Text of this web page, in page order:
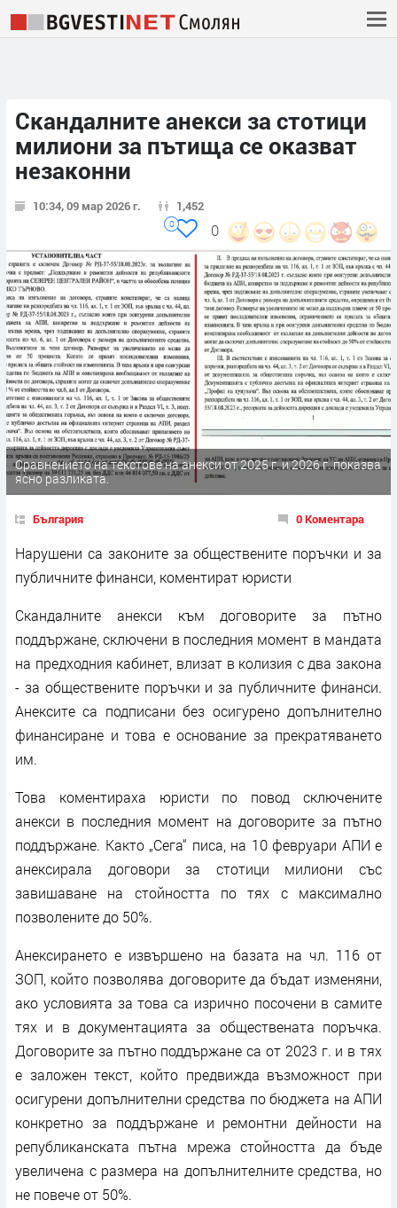
Скандалните анекси за стотици
милиони за пътища се оказват
незаконни
10:34, 09 мар 2026 г. 1,452
0
0
Сравнението на текстове на анекси от 2025 г. и 2026 г. показва
ясно разликата.
България 0 Коментара
Нарушени са законите за обществените поръчки и за
публичните финанси, коментират юристи
Скандалните анекси към договорите за пътно
поддържане, сключени в последния момент в мандата
на предходния кабинет, влизат в колизия с два закона
- за обществените поръчки и за публичните финанси.
Анексите са подписани без осигурено допълнително
финансиране и това е основание за прекратяването
им.
Това коментираха юристи по повод сключените
анекси в последния момент на договорите за пътно
поддържане. Както „Сега“ писа, на 10 февруари АПИ е
анексирала договори за стотици милиони със
завишаване на стойността по тях с максимално
позволените до 50%.
Анексирането е извършено на базата на чл. 116 от
ЗОП, който позволява договорите да бъдат изменяни,
ако условията за това са изрично посочени в самите
тях и в документацията за обществената поръчка.
Договорите за пътно поддържане са от 2023 г. и в тях
е заложен текст, който предвижда възможност при
осигурени допълнителни средства по бюджета на АПИ
конкретно за поддържане и ремонтни дейности на
републиканската пътна мрежа стойността да бъде
увеличена с размера на допълнителните средства, но
не повече от 50%.